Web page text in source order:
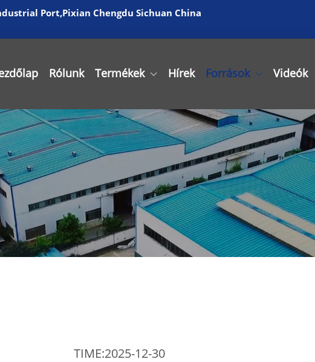
Port,Pixian Chengdu Sichuan China
Rólunk Termékek Hírek Források Videók
TIME:2025-12-30